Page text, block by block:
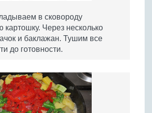
в сковороду
картошку. Через несколько
и баклажан. Тушим все
до готовности.